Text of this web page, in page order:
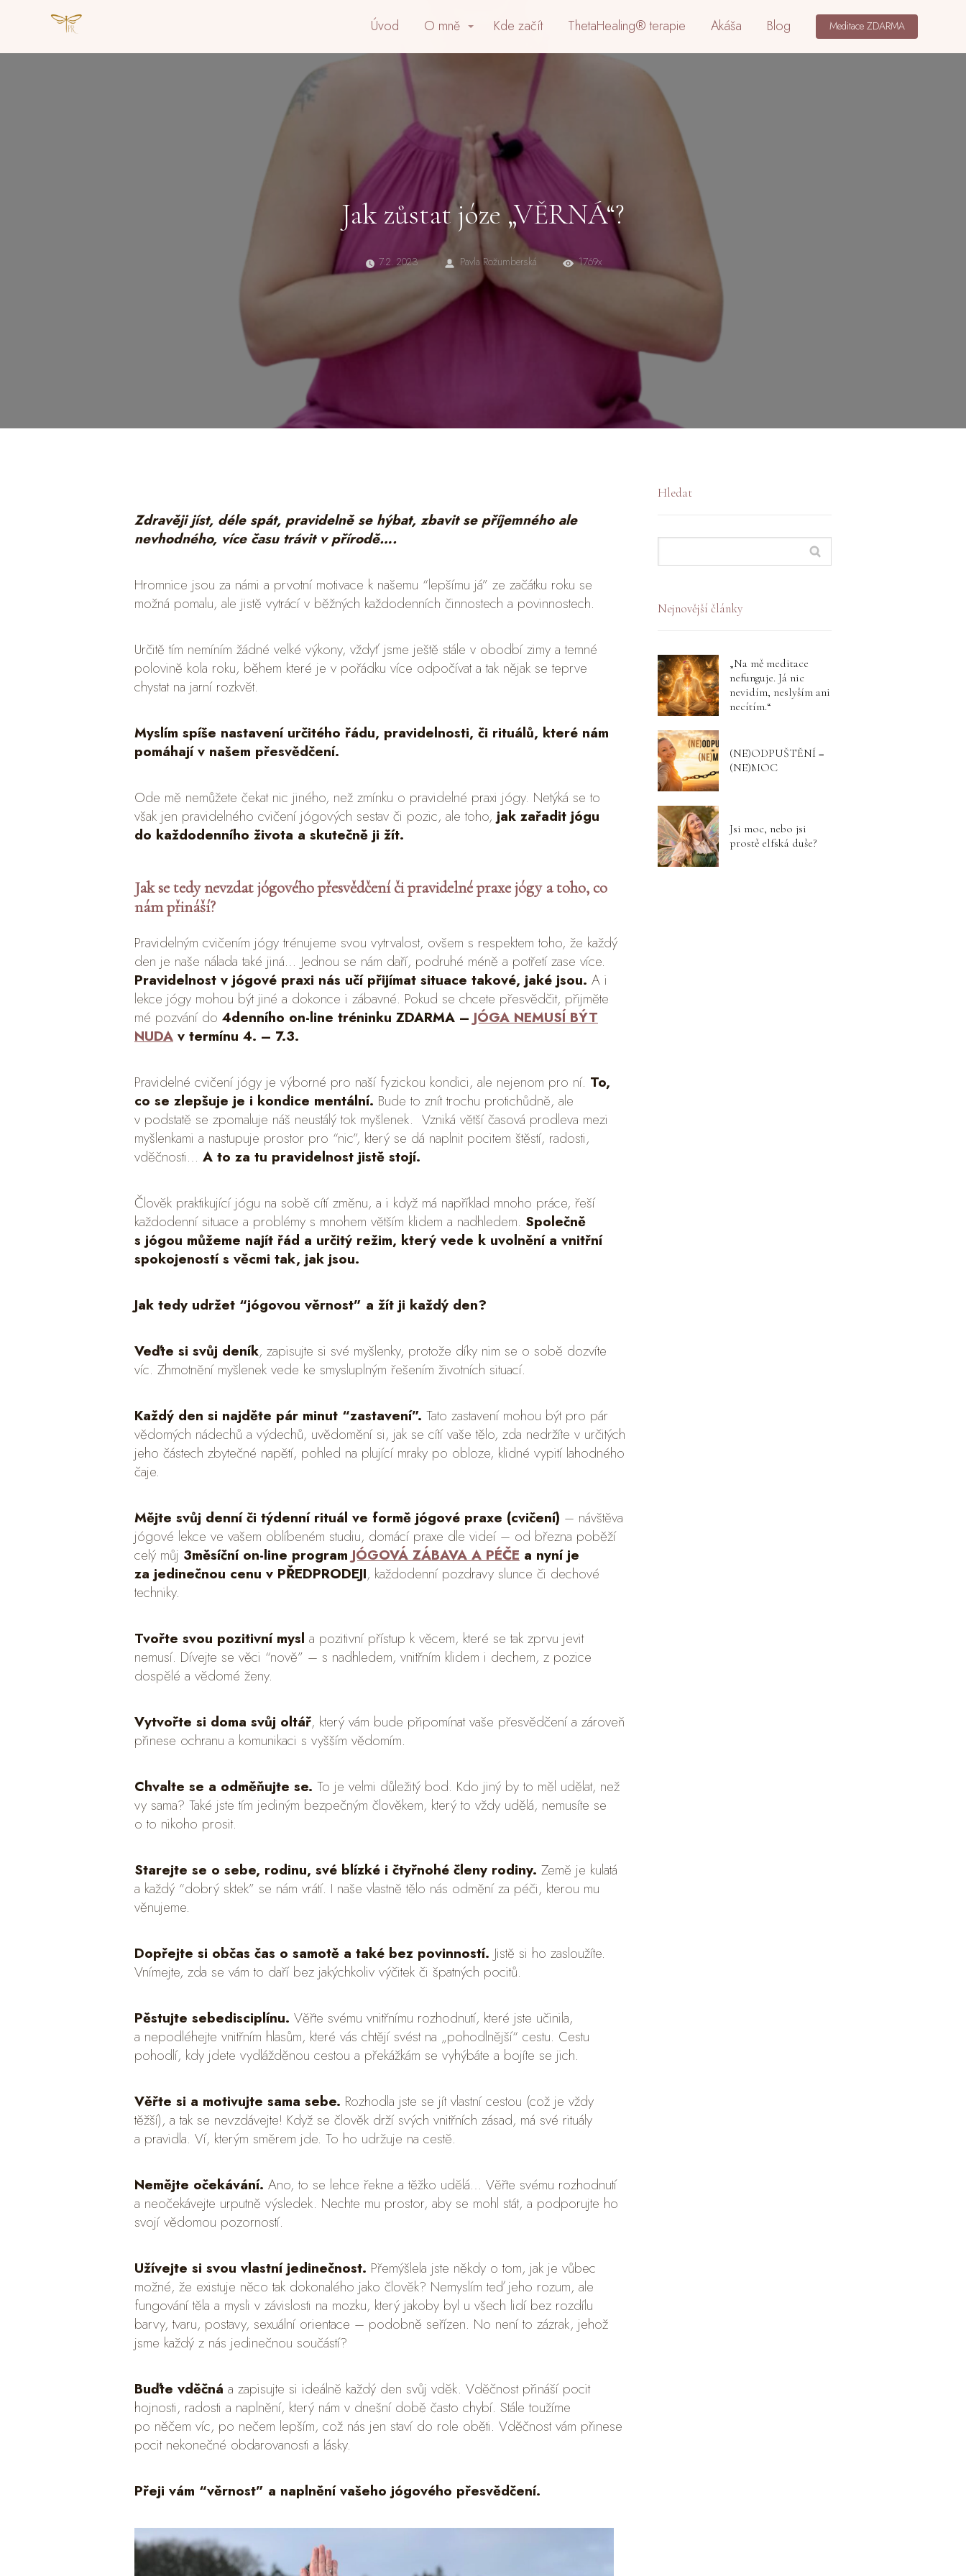
Úvod O mně Kde začít ThetaHealing® terapie Akáša Blog Meditace ZDARMA
Jak zůstat józe „VĚRNÁ“?
7.2. 2023 Pavla Rožumberská 1769x
Zdravěji jíst, déle spát, pravidelně se hýbat, zbavit se příjemného ale
nevhodného, více času trávit v přírodě….
Hromnice jsou za námi a prvotní motivace k našemu “lepšímu já” ze začátku roku se
možná pomalu, ale jistě vytrácí v běžných každodenních činnostech a povinnostech.
Určitě tím nemíním žádné velké výkony, vždyť jsme ještě stále v obodbí zimy a temné
polovině kola roku, během které je v pořádku více odpočívat a tak nějak se teprve
chystat na jarní rozkvět.
Myslím spíše nastavení určitého řádu, pravidelnosti, či rituálů, které nám
pomáhají v našem přesvědčení.
Ode mě nemůžete čekat nic jiného, než zmínku o pravidelné praxi jógy. Netýká se to
však jen pravidelného cvičení jógových sestav či pozic, ale toho, jak zařadit jógu
do každodenního života a skutečně ji žít.
Jak se tedy nevzdat jógového přesvědčení či pravidelné praxe jógy a toho, co
nám přináší?
Pravidelným cvičením jógy trénujeme svou vytrvalost, ovšem s respektem toho, že každý
den je naše nálada také jiná… Jednou se nám daří, podruhé méně a potřetí zase více.
Pravidelnost v jógové praxi nás učí přijímat situace takové, jaké jsou. A i
lekce jógy mohou být jiné a dokonce i zábavné. Pokud se chcete přesvědčit, přijměte
mé pozvání do 4denního on-line tréninku ZDARMA – JÓGA NEMUSÍ BÝT
NUDA v termínu 4. – 7.3.
Pravidelné cvičení jógy je výborné pro naší fyzickou kondici, ale nejenom pro ní. To,
co se zlepšuje je i kondice mentální. Bude to znít trochu protichůdně, ale
v podstatě se zpomaluje náš neustálý tok myšlenek. Vzniká větší časová prodleva mezi
myšlenkami a nastupuje prostor pro “nic”, který se dá naplnit pocitem štěstí, radosti,
vděčnosti… A to za tu pravidelnost jistě stojí.
Člověk praktikující jógu na sobě cítí změnu, a i když má například mnoho práce, řeší
každodenní situace a problémy s mnohem větším klidem a nadhledem. Společně
s jógou můžeme najít řád a určitý režim, který vede k uvolnění a vnitřní
spokojeností s věcmi tak, jak jsou.
Jak tedy udržet “jógovou věrnost” a žít ji každý den?
Veďte si svůj deník, zapisujte si své myšlenky, protože díky nim se o sobě dozvíte
víc. Zhmotnění myšlenek vede ke smysluplným řešením životních situací.
Každý den si najděte pár minut “zastavení”. Tato zastavení mohou být pro pár
vědomých nádechů a výdechů, uvědomění si, jak se cítí vaše tělo, zda nedržíte v určitých
jeho částech zbytečné napětí, pohled na plující mraky po obloze, klidné vypití lahodného
čaje.
Mějte svůj denní či týdenní rituál ve formě jógové praxe (cvičení) – návštěva
jógové lekce ve vašem oblíbeném studiu, domácí praxe dle videí – od března poběží
celý můj 3měsíční on-line program JÓGOVÁ ZÁBAVA A PÉČE a nyní je
za jedinečnou cenu v PŘEDPRODEJI, každodenní pozdravy slunce či dechové
techniky.
Tvořte svou pozitivní mysl a pozitivní přístup k věcem, které se tak zprvu jevit
nemusí. Dívejte se věci “nově” – s nadhledem, vnitřním klidem i dechem, z pozice
dospělé a vědomé ženy.
Vytvořte si doma svůj oltář, který vám bude připomínat vaše přesvědčení a zároveň
přinese ochranu a komunikaci s vyšším vědomím.
Chvalte se a odměňujte se. To je velmi důležitý bod. Kdo jiný by to měl udělat, než
vy sama? Také jste tím jediným bezpečným člověkem, který to vždy udělá, nemusíte se
o to nikoho prosit.
Starejte se o sebe, rodinu, své blízké i čtyřnohé členy rodiny. Země je kulatá
a každý “dobrý sktek” se nám vrátí. I naše vlastně tělo nás odmění za péči, kterou mu
věnujeme.
Dopřejte si občas čas o samotě a také bez povinností. Jistě si ho zasloužíte.
Vnímejte, zda se vám to daří bez jakýchkoliv výčitek či špatných pocitů.
Pěstujte sebedisciplínu. Věřte svému vnitřnímu rozhodnutí, které jste učinila,
a nepodléhejte vnitřním hlasům, které vás chtějí svést na „pohodlnější“ cestu. Cestu
pohodlí, kdy jdete vydlážděnou cestou a překážkám se vyhýbáte a bojíte se jich.
Věřte si a motivujte sama sebe. Rozhodla jste se jít vlastní cestou (což je vždy
těžší), a tak se nevzdávejte! Když se člověk drží svých vnitřních zásad, má své rituály
a pravidla. Ví, kterým směrem jde. To ho udržuje na cestě.
Nemějte očekávání. Ano, to se lehce řekne a těžko udělá… Věřte svému rozhodnutí
a neočekávejte urputně výsledek. Nechte mu prostor, aby se mohl stát, a podporujte ho
svojí vědomou pozorností.
Užívejte si svou vlastní jedinečnost. Přemýšlela jste někdy o tom, jak je vůbec
možné, že existuje něco tak dokonalého jako člověk? Nemyslím teď jeho rozum, ale
fungování těla a mysli v závislosti na mozku, který jakoby byl u všech lidí bez rozdílu
barvy, tvaru, postavy, sexuální orientace – podobně seřízen. No není to zázrak, jehož
jsme každý z nás jedinečnou součástí?
Buďte vděčná a zapisujte si ideálně každý den svůj vděk. Vděčnost přináší pocit
hojnosti, radosti a naplnění, který nám v dnešní době často chybí. Stále toužíme
po něčem víc, po nečem lepším, což nás jen staví do role oběti. Vděčnost vám přinese
pocit nekonečné obdarovanosti a lásky.
Přeji vám “věrnost” a naplnění vašeho jógového přesvědčení.
Hledat
Nejnovější články
„Na mě meditace
nefunguje. Já nic
nevidím, neslyším ani
necítím.“
(NE)ODPUŠTĚNÍ =
(NE)MOC
Jsi moc, nebo jsi
prostě elfská duše?